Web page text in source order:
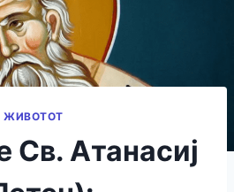
ЖИВОТОТ
Св. Атанасиј